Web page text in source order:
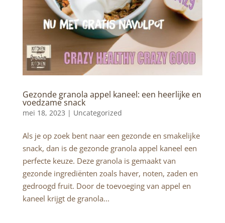
Gezonde granola appel kaneel: een heerlijke en
voedzame snack
mei 18, 2023 | Uncategorized
Als je op zoek bent naar een gezonde en smakelijke
snack, dan is de gezonde granola appel kaneel een
perfecte keuze. Deze granola is gemaakt van
gezonde ingrediënten zoals haver, noten, zaden en
gedroogd fruit. Door de toevoeging van appel en
kaneel krijgt de granola...